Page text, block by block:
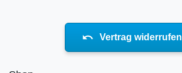
Vertrag widerrufen